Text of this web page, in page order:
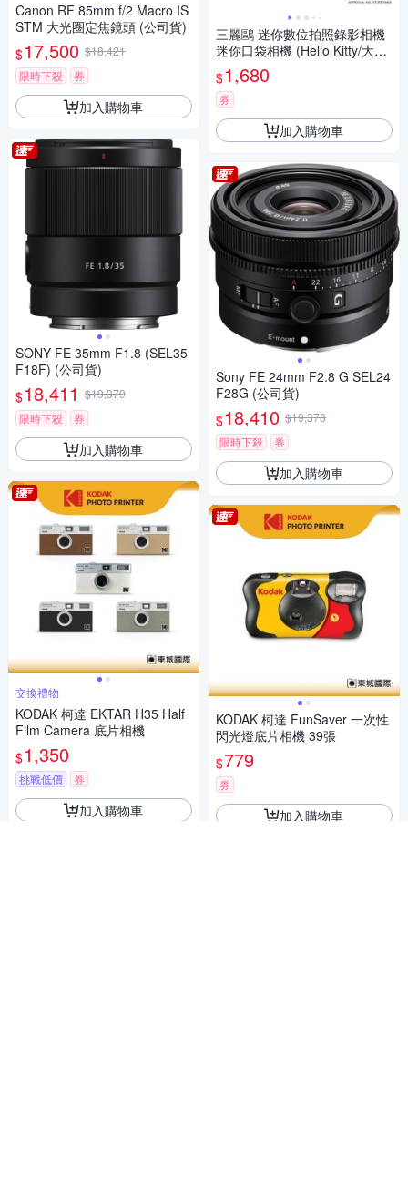
Canon RF 85mm f/2 Macro IS
STM 大光圈定焦鏡頭 (公司貨)
$17,500 $18,421
限時下殺
券
加入購物車
SONY FE 35mm F1.8 (SEL35
F18F) (公司貨)
$18,411 $19,379
限時下殺
券
加入購物車
交換禮物
KODAK 柯達 EKTAR H35 Half
Film Camera 底片相機
$1,350
挑戰低價 券
加入購物車
三麗鷗 迷你數位拍照錄影相機
迷你口袋相機 (Hello Kitty/大耳
狗/酷洛米)
$1,680
券
加入購物車
Sony FE 24mm F2.8 G SEL24
F28G (公司貨)
$18,410 $19,378
限時下殺
券
加入購物車
KODAK 柯達 FunSaver 一次性
閃光燈底片相機 39張
$779
券
加入購物車